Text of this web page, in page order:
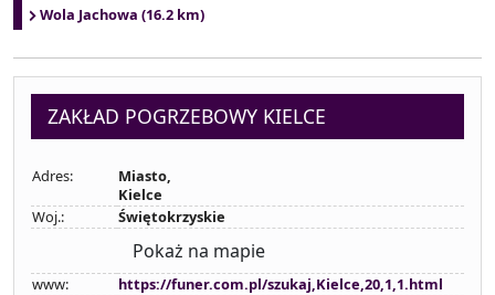
Wola Jachowa (16.2 km)
ZAKŁAD POGRZEBOWY KIELCE
Adres:
Miasto,
Kielce
Woj.:
Świętokrzyskie
Pokaż na mapie
www: https://funer.com.pl/szukaj,Kielce,20,1,1.html